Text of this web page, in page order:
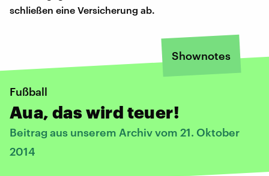
schließen eine Versicherung ab.
Shownotes
Fußball
Aua, das wird teuer!
Beitrag aus unserem Archiv vom 21. Oktober
2014